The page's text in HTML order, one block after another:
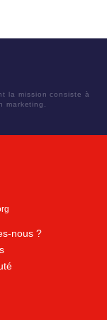
la mission consiste à
marketing.
nous ?